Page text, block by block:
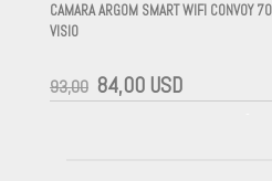
CAMARA ARGOM SMART WIFI CONVOY
VISIO
93,00 84,00 USD